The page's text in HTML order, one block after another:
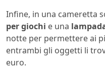
Infine, in una cameretta
per giochi e una
notte per permettere ai
entrambi gli oggetti li
euro.